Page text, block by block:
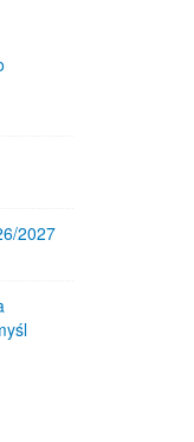
2027